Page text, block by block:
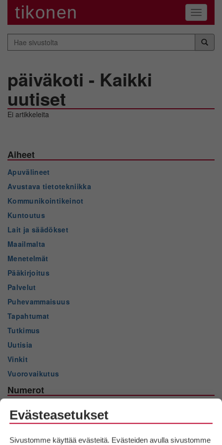
tikonen
Hae
sivustolta
päiväkoti - Kaikki
uutiset
Ei artikkeleita
Aiheet
Apuvälineet
Avustava tietotekniikka
Kommunikointikeinot
Kuntoutus
Lait ja säädökset
Maailmalta
Menetelmät
Pääkirjoitus
Palvelut
Puhevammaisuus
Tapahtumat
Tutkimus
Uutisia
Vinkit
Vuorovaikutus
Numerot
2025 nro 2
2025 nro 1
2024 nro 3
Evästeasetukset
Sivustomme käyttää evästeitä. Evästeiden avulla sivustomme